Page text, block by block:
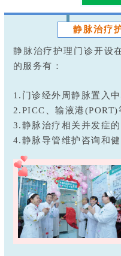
静脉治疗
静脉治疗护理门诊开设
的服务有：
1.门诊经外周静脉置入
2.PICC、输液港(PORT)
3.静脉治疗相关并发症的
4.静脉导管维护咨询和健